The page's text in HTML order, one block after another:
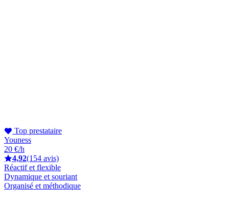
Top prestataire
Youness
20 €/h
4,92(154 avis)
Réactif et flexible
Dynamique et souriant
Organisé et méthodique